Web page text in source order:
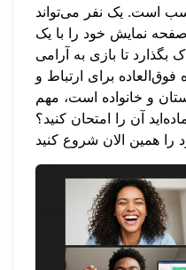
است. یک نفر می‌تواند
نمایش خود را با یک
بگذارد تا بازی به آرامی
برای ارتباط و
و خانواده است، مهم
آن را امتحان کنید؟
را